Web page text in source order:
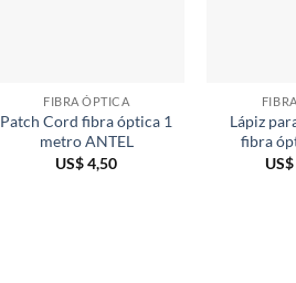
FIBRA ÓPTICA
Patch Cord fibra óptica 1
metro ANTEL
US$4,50
Lápiz
fibra
US$